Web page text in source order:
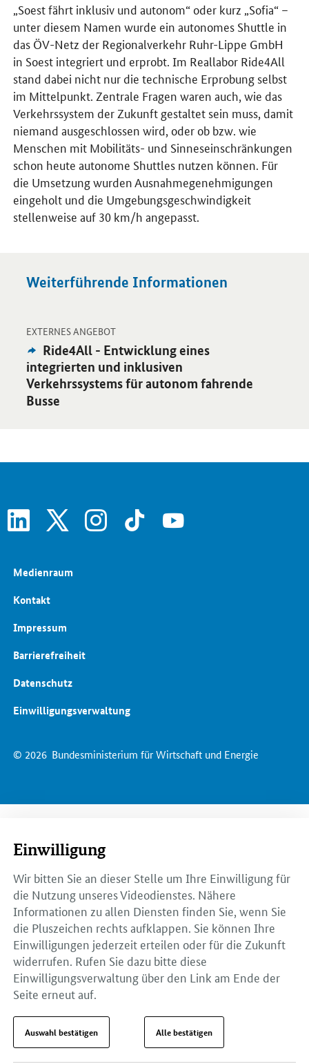
„Soest fährt inklusiv und autonom“ oder kurz „Sofia“ –
unter diesem Namen wurde ein autonomes Shuttle in
das ÖV-Netz der Regionalverkehr Ruhr-Lippe GmbH
in Soest integriert und erprobt. Im Reallabor Ride4All
stand dabei nicht nur die technische Erprobung selbst
im Mittelpunkt. Zentrale Fragen waren auch, wie das
Verkehrssystem der Zukunft gestaltet sein muss, damit
niemand ausgeschlossen wird, oder ob bzw. wie
Menschen mit Mobilitäts- und Sinneseinschränkungen
schon heute autonome Shuttles nutzen können. Für
die Umsetzung wurden Ausnahmegenehmigungen
eingeholt und die Umgebungsgeschwindigkeit
stellenweise auf 30 km/h angepasst.
Weiterführende Informationen
EXTERNES ANGEBOT-
Externes
Angebot:
Ride4All - Entwicklung eines
integrierten und inklusiven
Verkehrssystems für autonom fahrende
Busse
Öffnet Einzelsicht
linkedin instagram tiktok youtube
© 2026 Bundesministerium für Wirtschaft und Energie
Medienraum
Kontakt
Impressum
Barrierefreiheit
Datenschutz
Einwilligungsverwaltung
Einwilligung
Wir bitten Sie an dieser Stelle um Ihre Einwilligung für
die Nutzung unseres Videodienstes. Nähere
Informationen zu allen Diensten finden Sie, wenn Sie
die Pluszeichen rechts aufklappen. Sie können Ihre
Einwilligungen jederzeit erteilen oder für die Zukunft
widerrufen. Rufen Sie dazu bitte diese
Einwilligungsverwaltung über den Link am Ende der
Seite erneut auf.
Auswahl bestätigen Alle bestätigen